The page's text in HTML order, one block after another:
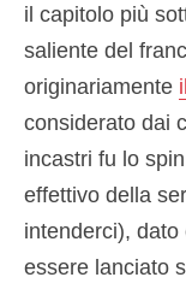
il capitolo più
saliente del
originariamente
considerato dai
incastri fu lo
effettivo della
intenderci),
essere lanciato